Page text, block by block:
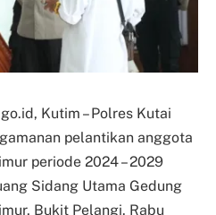
Kutim – Polres Kutai
pelantikan anggota
periode 2024 – 2029
Sidang Utama Gedung
Bukit Pelangi. Rabu